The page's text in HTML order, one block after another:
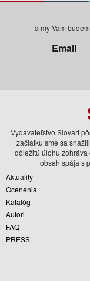
a my Vám
Email
Vydavateľstvo Slovart
začiatku sme sa
dôležitú úlohu zohráva
obsah spája s
Aktuality
Ocenenia
Katalóg
Autori
FAQ
PRESS